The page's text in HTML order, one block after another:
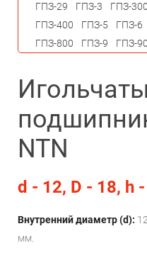
NTN
d - 12, D - 18, h
Внутренний диаметр (d): 12
мм.
ГПЗ-29
ГПЗ-3 ГПЗ-300
ГПЗ-400
ГПЗ-5 ГПЗ-6
ГПЗ-800
ГПЗ-9 ГПЗ-